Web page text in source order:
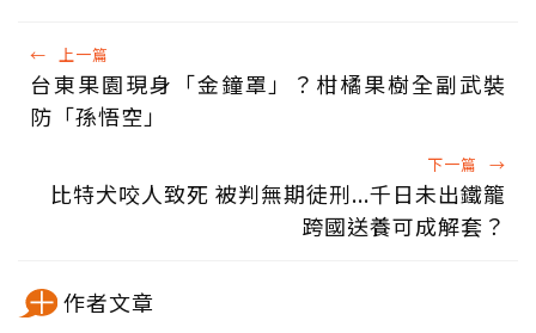
← 上一篇
台東果園現身「金鐘罩」？柑橘果樹全副武裝
防「孫悟空」
下一篇 →
比特犬咬人致死 被判無期徒刑...千日未出鐵籠
跨國送養可成解套？
作者文章